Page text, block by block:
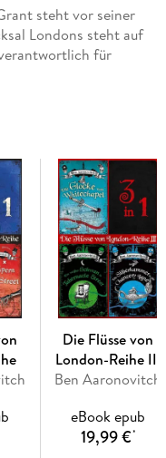
steht vor seiner
Londons steht auf
für
muss Peter all
einen bösen alten
mörderischen Geist
Die Flüsse von
London-Reihe III
Ben Aaronovitch
eBook epub
19,99 €*